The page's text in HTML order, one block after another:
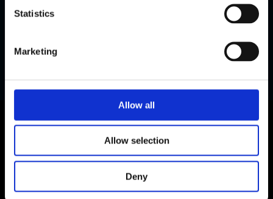
Statistics
Marketing
Allow all
Allow selection
Deny
Godkendt & certificeret​ af: